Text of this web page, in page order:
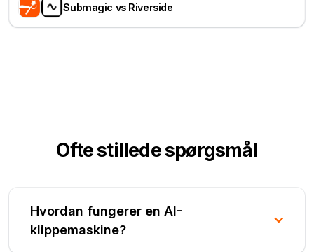
Submagic vs Riverside
Ofte stillede spørgsmål
Hvordan fungerer en AI-
klippemaskine?